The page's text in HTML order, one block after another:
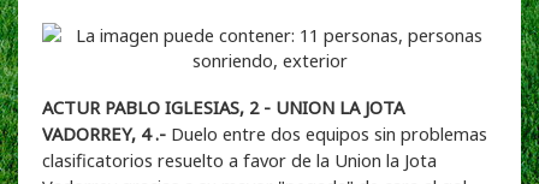
ACTUR PABLO IGLESIAS, 2 - UNION LA JOTA
VADORREY, 4 .- Duelo entre dos equipos sin problemas
clasificatorios resuelto a favor de la Union la Jota